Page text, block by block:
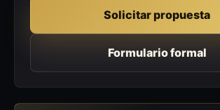
Solicitar propuesta
Formulario formal